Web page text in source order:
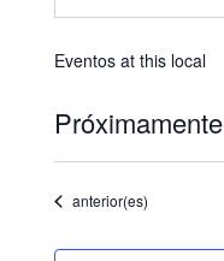
Eventos at this local
Próximamente
Eventos
anterior(es)